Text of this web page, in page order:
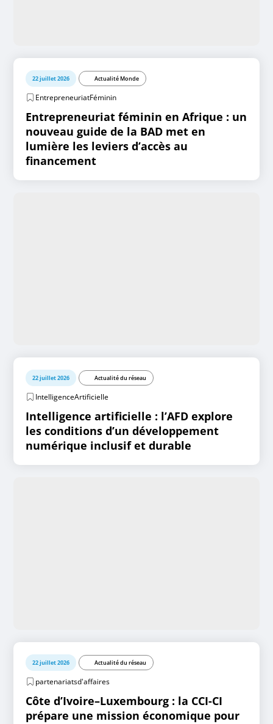
22 juillet 2026 Actualité Monde
EntrepreneuriatFéminin
Entrepreneuriat féminin en Afrique : un
nouveau guide de la BAD met en
lumière les leviers d’accès au
financement
22 juillet 2026 Actualité du réseau
IntelligenceArtificielle
Intelligence artificielle : l’AFD explore
les conditions d’un développement
numérique inclusif et durable
22 juillet 2026 Actualité du réseau
partenariatsd'affaires
Côte d’Ivoire–Luxembourg : la CCI-CI
prépare une mission économique pour